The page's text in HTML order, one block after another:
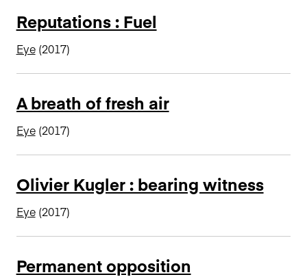
Reputations : Fuel
Eye(2017)
A breath of fresh air
Eye(2017)
Olivier Kugler : bearing witness
Eye(2017)
Permanent opposition